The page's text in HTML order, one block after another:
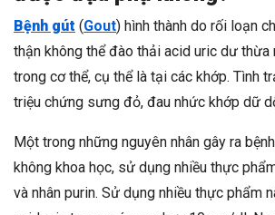
Bệnh gút (Gout) hình thành do rối loạn
thận không thể đào thải acid uric dư thừa
trong cơ thể, cụ thể là tại các khớp. Tình
triệu chứng sưng đỏ, đau nhức khớp dữ
Một trong những nguyên nhân gây ra
không khoa học, sử dụng nhiều thực
và nhân purin. Sử dụng nhiều thực phẩm